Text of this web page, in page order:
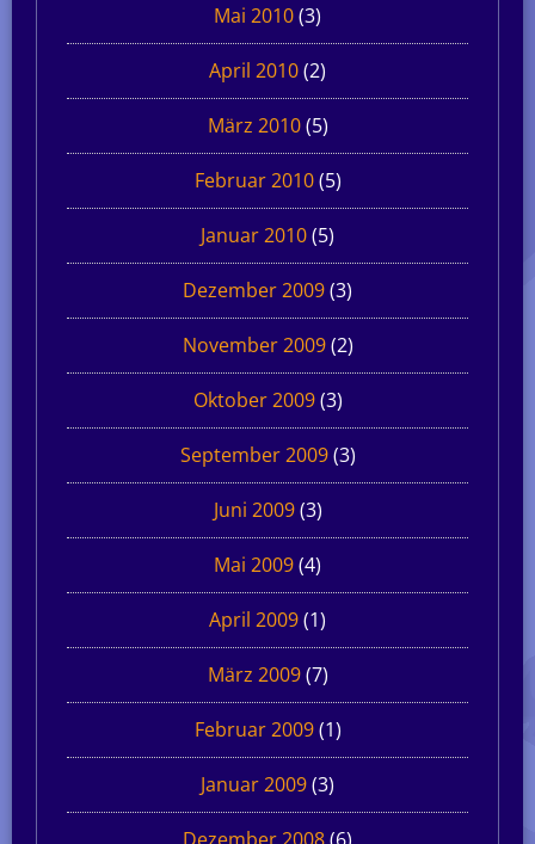
Mai 2010(3)
April 2010(2)
März 2010(5)
Februar 2010(5)
Januar 2010(5)
Dezember 2009(3)
November 2009(2)
Oktober 2009(3)
September 2009(3)
Juni 2009(3)
Mai 2009(4)
April 2009(1)
März 2009(7)
Februar 2009(1)
Januar 2009(3)